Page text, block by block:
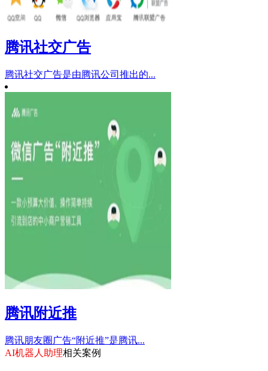
腾讯社交广告
腾讯社交广告是由腾讯公司推出的...
腾讯附近推
腾讯朋友圈广告“附近推”是腾讯...
AI机器人助理相关案例